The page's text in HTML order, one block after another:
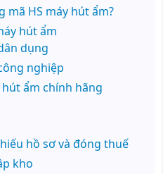
mã HS máy hút ẩm?
hút ẩm
dụng
nghiệp
ẩm chính hãng
hồ sơ và đóng thuế
kho